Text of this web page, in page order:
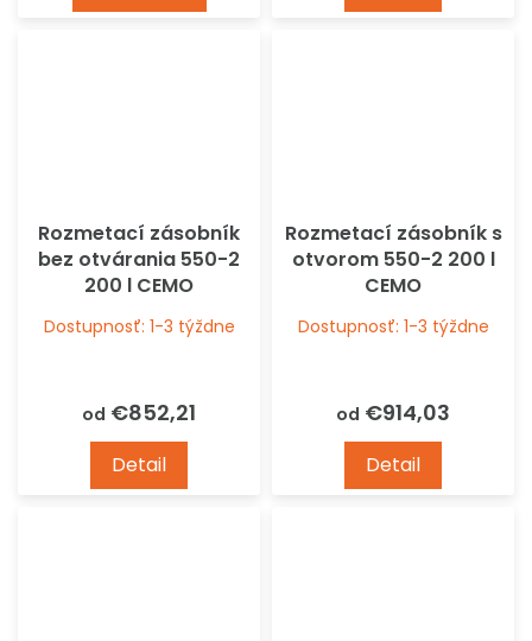
Rozmetací zásobník
bez otvárania 550-2
200 l CEMO
Dostupnosť: 1-3 týždne
od €852,21
Detail
Rozmetací zásobník s
otvorom 550-2 200 l
CEMO
Dostupnosť: 1-3 týždne
od €914,03
Detail